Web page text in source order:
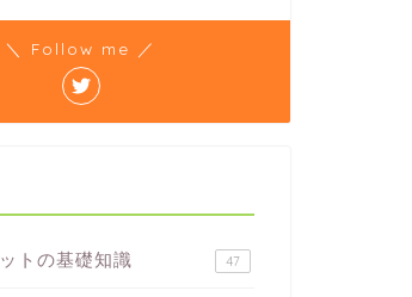
＼ Follow me ／
トの基礎知識 47